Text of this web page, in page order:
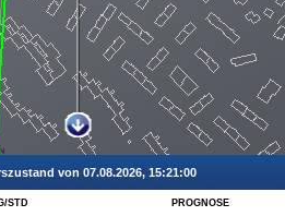
von 07.08.2026, 15:21:00
STD PROGNOSE